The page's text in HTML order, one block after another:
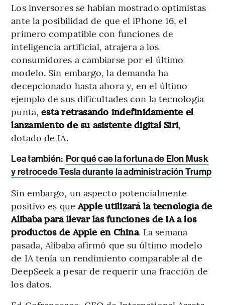
Los inversores se habían mostrado optimistas
ante la posibilidad de que el iPhone 16, el
primero compatible con funciones de
inteligencia artificial, atrajera a los
consumidores a cambiarse por el último
modelo. Sin embargo, la demanda ha
decepcionado hasta ahora y, en el último
ejemplo de sus dificultades con la tecnología
punta,está retrasando indefinidamente el
lanzamiento de su asistente digital Siri,
dotado de IA.
Lea también: Por qué cae la fortuna de Elon Musk
y retrocede Tesla durante la administración Trump
Sin embargo, un aspecto potencialmente
positivo es queApple utilizará la tecnología de
Alibaba para llevar las funciones de IA a los
productos de Apple en China. La semana
pasada, Alibaba afirmó que su último modelo
de IA tenía un rendimiento comparable al de
DeepSeek a pesar de requerir una fracción de
los datos.